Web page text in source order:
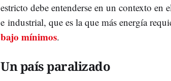
estricto debe entenderse en un contexto en
e industrial, que es la que más energía
bajo mínimos.
Un país paralizado